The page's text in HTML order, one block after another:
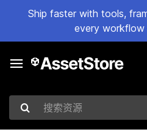
Ship faster with tools,
every
搜索资源